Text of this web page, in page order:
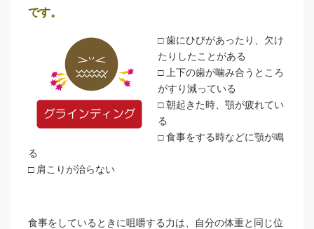
です。
□ 歯にひびがあったり、欠け
たりしたことがある
□ 上下の歯が噛み合うところ
がすり減っている
□ 朝起きた時、顎が疲れてい
る
□ 食事をする時などに顎が鳴
る
□ 肩こりが治らない
食事をしているときに咀嚼する力は、自分の体重と同じ位